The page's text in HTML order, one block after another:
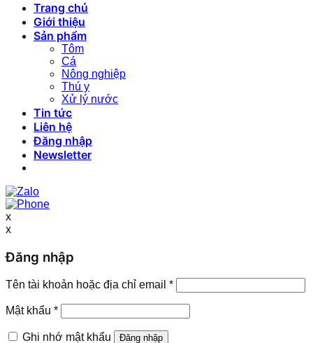
Trang chủ
Giới thiệu
Sản phẩm
Tôm
Cá
Nông nghiệp
Thú y
Xử lý nước
Tin tức
Liên hệ
Đăng nhập
Newsletter
x
x
Đăng nhập
Tên tài khoản hoặc địa chỉ email *
Mật khẩu *
Ghi nhớ mật khẩu Đăng nhập